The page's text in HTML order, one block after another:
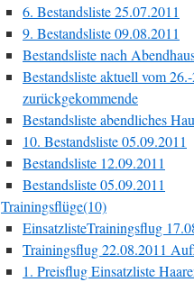
6. Bestandsliste 25.07.2011
9. Bestandsliste 09.08.2011
Bestandsliste nach
Bestandsliste aktuell vom
zurückgekommende
Bestandsliste abendliches
10. Bestandsliste 05.09.2011
Bestandsliste 12.09.2011
Bestandsliste 05.09.2011
Trainingsflüge(10)
EinsatzlisteTrainingsflug
Trainingsflug 22.08.2011
1. Preisflug Einsatzliste